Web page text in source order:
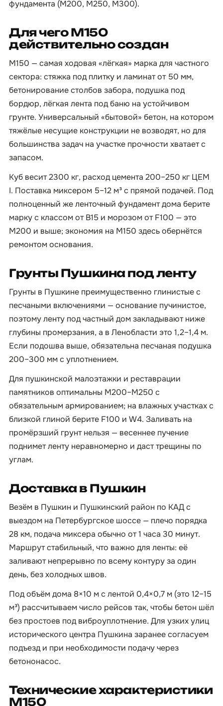
фундамента (М200, М250, М300).
Для чего М150
действительно создан
М150 — самая ходовая «лёгкая» марка для частного
сектора: стяжка под плитку и ламинат от 50 мм,
бетонирование столбов забора, подушка под
бордюр, лёгкая лента под баню на устойчивом
грунте. Универсальный «бытовой» бетон, на котором
тяжёлые несущие конструкции не возводят, но для
большинства задач на участке прочности хватает с
запасом.
Куб весит 2300 кг, расход цемента 200–250 кг ЦЕМ
I. Поставка миксером 5–12 м³ с прямой подачей. Под
полноценный же ленточный фундамент дома берите
марку с классом от B15 и морозом от F100 — это
М200 и выше; экономия на М150 здесь обернётся
ремонтом основания.
Грунты Пушкина под ленту
Грунты в Пушкине преимущественно глинистые с
песчаными включениями — основание пучинистое,
поэтому ленту под частный дом закладывают ниже
глубины промерзания, а в Ленобласти это 1,2–1,4 м.
Если подошва выше, обязательна песчаная подушка
200–300 мм с уплотнением.
Для пушкинской малоэтажки и реставрации
памятников оптимальны М200–М250 с
обязательным армированием; на влажных участках с
близкой глиной берите F100 и W4. Заливать на
промёрзший грунт нельзя — весеннее пучение
поднимет ленту неравномерно и даст трещины по
углам.
Доставка в Пушкин
Везём в Пушкин и Пушкинский район по КАД с
выездом на Петербургское шоссе — плечо порядка
28 км, подача миксера обычно от 1 часа 30 минут.
Маршрут стабильный, что важно для ленты: её
заливают непрерывно по всему контуру за один
день, без холодных швов.
Под объём дома 8×10 м с лентой 0,4×0,7 м (это 12–15
м³) рассчитываем число рейсов так, чтобы бетон шёл
без простоев под виброуплотнение. Для узких улиц
исторического центра Пушкина заранее согласуем
подъезд и при необходимости подачу через
бетононасос.
Технические характеристики
М150